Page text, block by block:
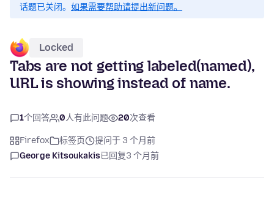
话题已关闭。 如果需要帮助请提出新问题。
Locked
Tabs are not getting labeled(named),
URL is showing instead of name.
1个回答 0人有此问题 20次查看
Firefox 标签页
提问于 3 个月前
George Kitsoukakis已回复3 个月前